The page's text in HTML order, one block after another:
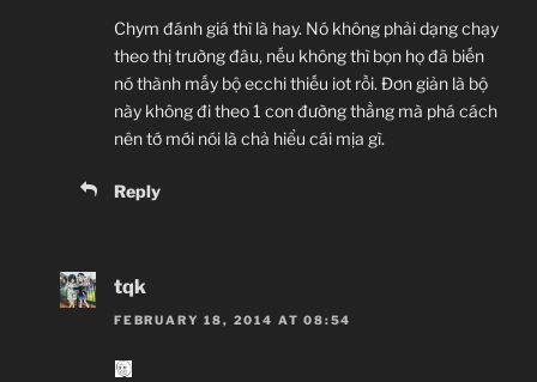
Chym đánh giá thì là hay. Nó không phải dạng chạy
theo thị trường đâu, nếu không thì bọn họ đã biến
nó thành mấy bộ ecchi thiếu iot rồi. Đơn giản là bộ
này không đi theo 1 con đường thẳng mà phá cách
nên tớ mới nói là chả hiểu cái mịa gì.
Reply
tqk
FEBRUARY 18, 2014 AT 08:54